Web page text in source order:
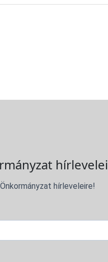
hírlevelei
hírleveleire!